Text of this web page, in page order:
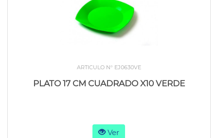
ARTICULO N° EJ0630VE
PLATO 17 CM CUADRADO X10 VERDE
Ver